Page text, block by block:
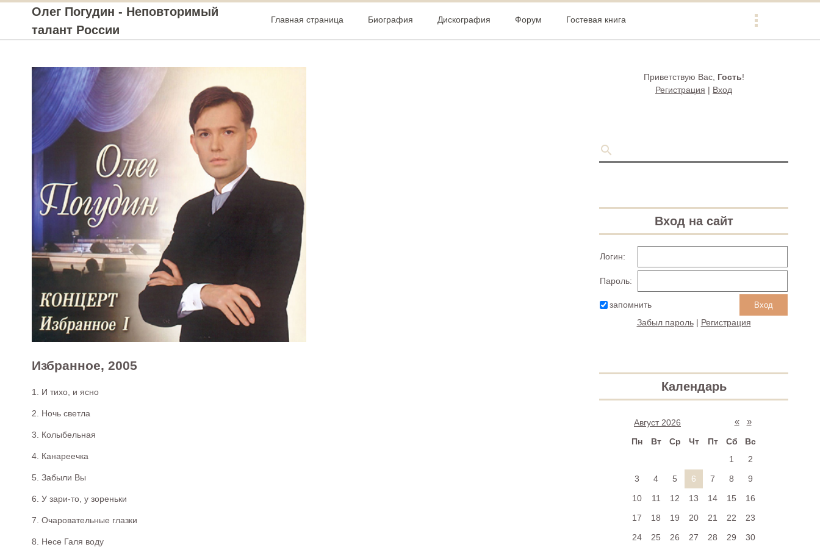
Олег Погудин - Неповторимый
талант России
Главная страница Биография Дискография Форум Гостевая книга
Избранное, 2005
1. И тихо, и ясно
2. Ночь светла
3. Колыбельная
4. Канареечка
5. Забыли Вы
6. У зари-то, у зореньки
7. Очаровательные глазки
8. Несе Галя воду
Приветствую Вас, Гость!
Регистрация | Вход
Вход на сайт
Логин:
Пароль:
запомнить
Забыл пароль| Регистрация
Календарь
«
Август 2026 »
Пн Вт Ср Чт Пт Сб
Вс
1
2
3
4 5 6 7 8
9
10
11 12 13 14 15
16
17
18 19 20 21 22
23
24
25 26 27 28 29
30